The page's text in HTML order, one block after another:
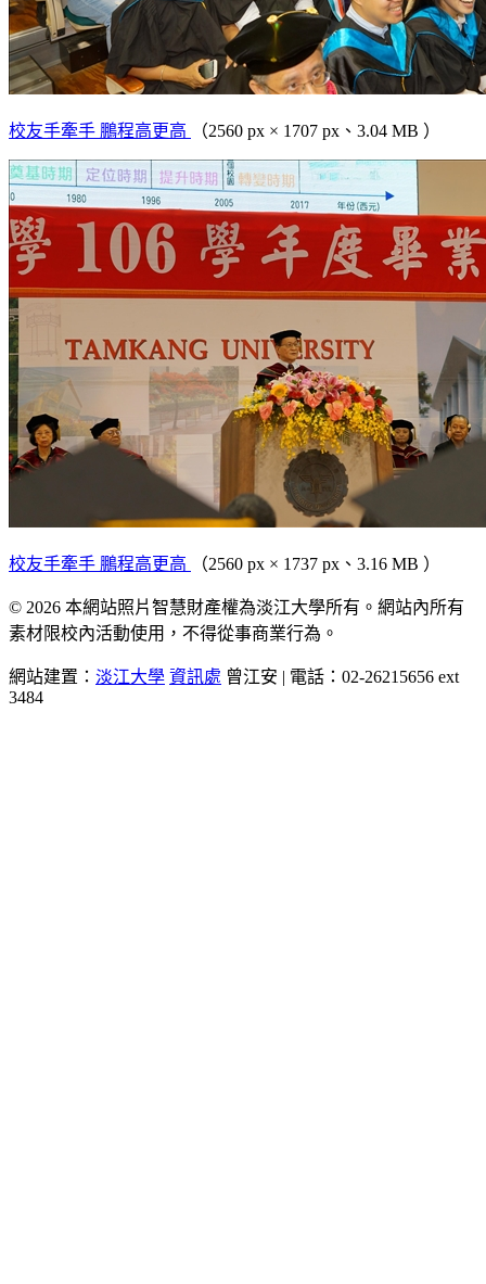
校友手牽手 鵬程高更高 （2560 px × 1707 px、3.04 MB ）
校友手牽手 鵬程高更高 （2560 px × 1737 px、3.16 MB ）
© 2026 本網站照片智慧財產權為淡江大學所有。網站內所有
素材限校內活動使用，不得從事商業行為。
網站建置： 淡江大學 資訊處 曾江安 | 電話：02-26215656 ext
3484